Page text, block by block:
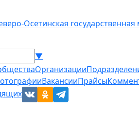
Осетинская
▼
Организации
ВакансииПрайсы